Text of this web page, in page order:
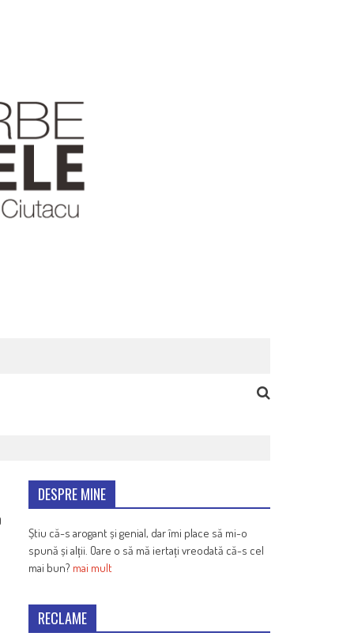
DESPRE MINE
Știu că-s arogant și genial, dar îmi place să mi-o
spună și alții. Oare o să mă iertați vreodată că-s cel
mai bun? mai mult
RECLAME